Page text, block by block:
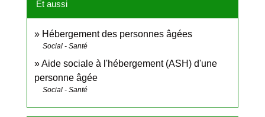
Et aussi
Hébergement des personnes âgées
Social - Santé
Aide sociale à l'hébergement (ASH) d'une
personne âgée
Social - Santé